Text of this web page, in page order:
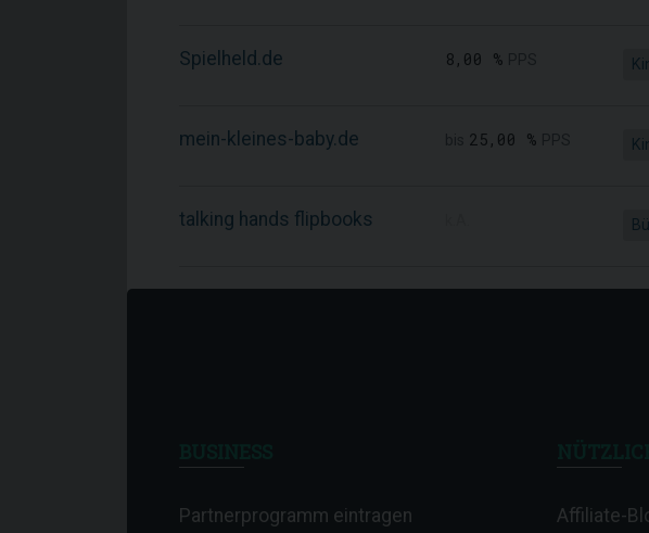
Spielheld.de 8,00 %
mein-kleines-baby.de 25,00 %
talking hands flipbooks
Partnerprogramm eintragen Affiliate-